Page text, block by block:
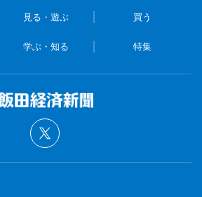
見る・遊ぶ 買う
学ぶ・知る 特集